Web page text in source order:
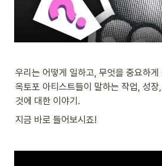
우리는 어떻게 일하고, 무엇을 중요하게
옥토포 아티스트들이 말하는 작업, 성
것에 대한 이야기.
지금 바로 들어보시죠!